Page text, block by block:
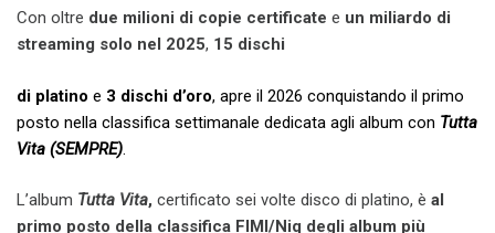
Con oltre due milioni di copie certificate e un miliardo di
streaming solo nel 2025, 15 dischi
di platino e 3 dischi d’oro, apre il 2026 conquistando il primo
posto nella classifica settimanale dedicata agli album con Tutta
Vita (SEMPRE)
L’album Tutta Vita, certificato sei volte disco di platino, è al
primo posto della classifica FIMI/Niq degli album più